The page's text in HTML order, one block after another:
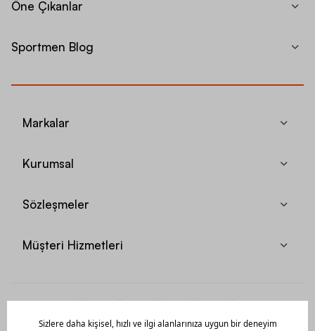
Öne Çıkanlar
Sportmen Blog
Markalar
Kurumsal
Sözleşmeler
Müşteri Hizmetleri